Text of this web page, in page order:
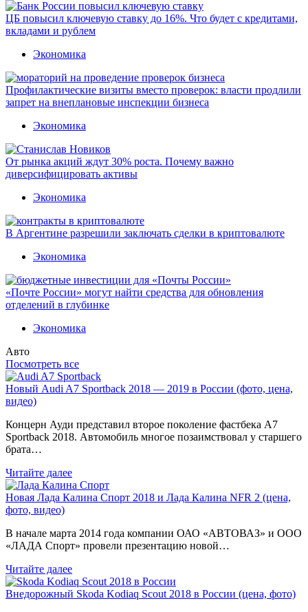
ЦБ повысил ключевую ставку до 16%. Что будет с кредитами,
вкладами и рублем
Экономика
Профилактические визиты вместо проверок: власти продлили
запрет на внеплановые инспекции бизнеса
Экономика
От рынка акций ждут 30% роста. Почему важно
диверсифицировать активы
Экономика
В Аргентине разрешили заключать сделки в криптовалюте
Экономика
«Почте России» могут найти средства для обновления
отделений в глубинке
Экономика
Авто
Посмотреть все
Новый Audi A7 Sportback 2018 — 2019 в России (фото, цена,
видео)
Концерн Ауди представил второе поколение фастбека A7
Sportback 2018. Автомобиль многое позаимствовал у старшего
брата…
Читайте далее
Новая Лада Калина Спорт 2018 и Лада Калина NFR 2 (цена,
фото, видео)
В начале марта 2014 года компании ОАО «АВТОВАЗ» и ООО
«ЛАДА Спорт» провели презентацию новой…
Читайте далее
Внедорожный Skoda Kodiaq Scout 2018 в России (цена, фото)